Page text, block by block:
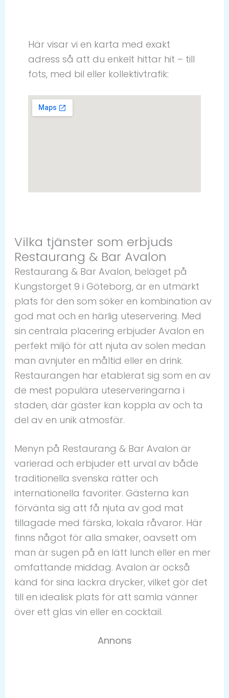
Här visar vi en karta med exakt
adress så att du enkelt hittar hit – till
fots, med bil eller kollektivtrafik:
Vilka tjänster som erbjuds
Restaurang & Bar Avalon
Restaurang & Bar Avalon, beläget på
Kungstorget 9 i Göteborg, är en utmärkt
plats för den som söker en kombination av
god mat och en härlig uteservering. Med
sin centrala placering erbjuder Avalon en
perfekt miljö för att njuta av solen medan
man avnjuter en måltid eller en drink.
Restaurangen har etablerat sig som en av
de mest populära uteserveringarna i
staden, där gäster kan koppla av och ta
del av en unik atmosfär.
Menyn på Restaurang & Bar Avalon är
varierad och erbjuder ett urval av både
traditionella svenska rätter och
internationella favoriter. Gästerna kan
förvänta sig att få njuta av god mat
tillagade med färska, lokala råvaror. Här
finns något för alla smaker, oavsett om
man är sugen på en lätt lunch eller en mer
omfattande middag. Avalon är också
känd för sina läckra drycker, vilket gör det
till en idealisk plats för att samla vänner
över ett glas vin eller en cocktail.
Annons